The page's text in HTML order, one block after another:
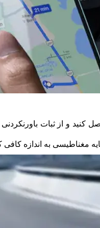
مغناطیسی به اندازه